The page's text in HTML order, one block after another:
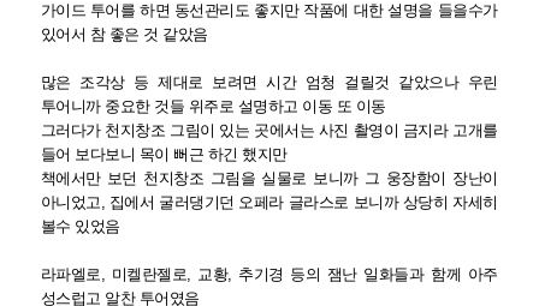
가이드 투어를 하면 동선관리도 좋지만 작품에 대한 설명을 들을수가
있어서 참 좋은 것 같았음
많은 조각상 등 제대로 보려면 시간 엄청 걸릴것 같았으나 우린
투어니까 중요한 것들 위주로 설명하고 이동 또 이동
그러다가 천지창조 그림이 있는 곳에서는 사진 촬영이 금지라 고개를
들어 보다보니 목이 뻐근 하긴 했지만
책에서만 보던 천지창조 그림을 실물로 보니까 그 웅장함이 장난이
아니었고, 집에서 굴러댕기던 오페라 글라스로 보니까 상당히 자세히
볼수 있었음
라파엘로, 미켈란젤로, 교황, 추기경 등의 잼난 일화들과 함께 아주
성스럽고 알찬 투어였음